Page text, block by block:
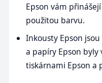
Epson vám
použitou barvu.
Inkousty Epson
a papíry Epson
tiskárnami Epson a